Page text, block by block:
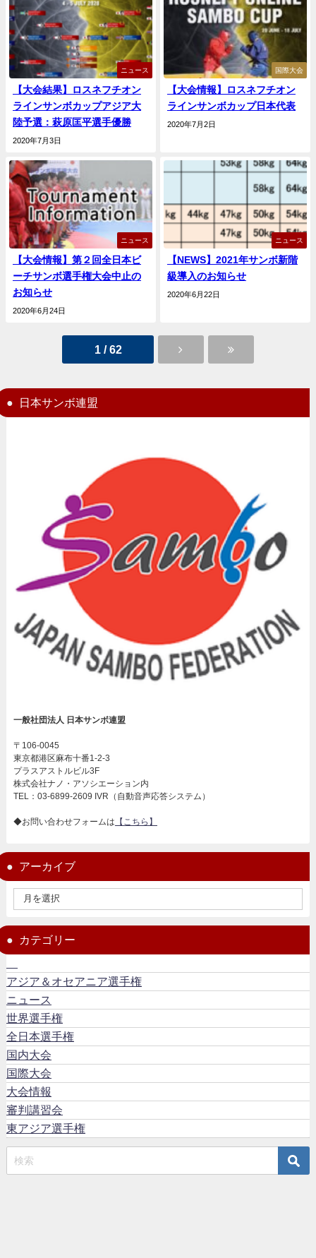
ニュース
【大会結果】ロスネフチオン
ラインサンボカップアジア大
陸予選：萩原匡平選手優勝
2020年7月3日
国際大会
【大会情報】ロスネフチオン
ラインサンボカップ日本代表
2020年7月2日
ニュース
【大会情報】第２回全日本ビ
ーチサンボ選手権大会中止の
お知らせ
2020年6月24日
ニュース
【NEWS】2021年サンボ新階
級導入のお知らせ
2020年6月22日
1 / 62
日本サンボ連盟
一般社団法人 日本サンボ連盟
〒106-0045
東京都港区麻布十番1-2-3
プラスアストルビル3F
株式会社ナノ・アソシエーション内
TEL：03-6899-2609 IVR（自動音声応答システム）
◆お問い合わせフォームは 【こちら】
アーカイブ
カテゴリー
アジア＆オセアニア選手権
ニュース
世界選手権
全日本選手権
国内大会
国際大会
大会情報
審判講習会
東アジア選手権